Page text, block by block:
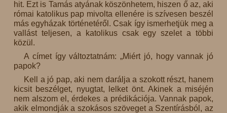
hit. Ezt is Tamás atyának köszönhetem, hiszen ő az, aki
római katolikus pap mivolta ellenére is szívesen beszél
más egyházak történetéről. Csak így ismerhetjük meg a
vallást teljesen, a katolikus csak egy szelet a többi
közül.
A címet így változtatnám: „Miért jó, hogy vannak jó
papok?
Kell a jó pap, aki nem darálja a szokott részt, hanem
kicsit beszélget, nyugtat, lelket önt. Akinek a miséjén
nem alszom el, érdekes a prédikációja. Vannak papok,
akik elmondják a szokásos szöveget a Szentírásból, az